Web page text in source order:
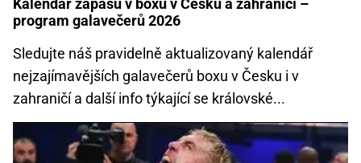
Kalendář zápasů v boxu v Česku a zahraničí –
program galavečerů 2026
Sledujte náš pravidelně aktualizovaný kalendář
nejzajímavějších galavečerů boxu v Česku i v
zahraničí a další info týkající se královské...